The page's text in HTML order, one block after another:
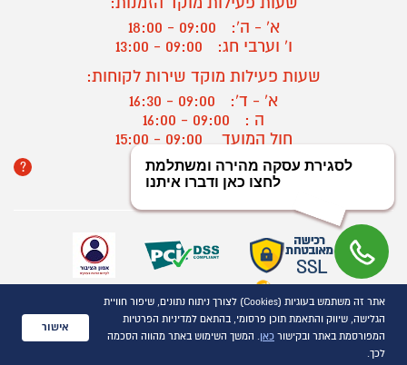
א' - ה':
09:00 - 18:00
ו' וערבי חג:
09:00 - 13:00
שעות פעילות מוקד שירות לקוחות:
א' - ד':
09:00 - 16:30
ה :
09:00 - 16:00
חול המועד
? יצירת קשר/ביטול הזמנה
כל הזכויות שמורות P1000© 2021
התמונות להמחשה בלבד
ט.ל.ח.
אתר זה משתמש בעוגיות (Cookies) לצורך ניתוח נתונים, שיפור חוויית
הגלישה, שיווק והתאמת תוכן פרסומי, בהתאם למדיניות הפרטיות
המפורסמת באתר ובקישור כאן. המשך השימוש באתר מהווה הסכמה
לכך.
אישור